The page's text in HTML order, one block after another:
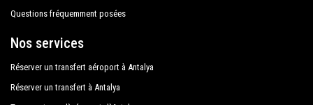
Tous nos chauffeurs parlent anglais et offrent à nos
clients la plus grande cordialité et professionnalisme
constants d'aptitude à l'emploi. En respectant ce que
la législation nationale exige régissant le service
Aska Grand Prestige Hotel
Questions fréquemment posées
Nos services
Réserver un transfert aéroport à Antalya
Réserver un transfert à Antalya